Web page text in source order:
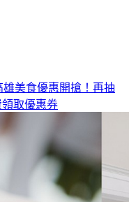
雄美食優惠開搶！再抽
取優惠券